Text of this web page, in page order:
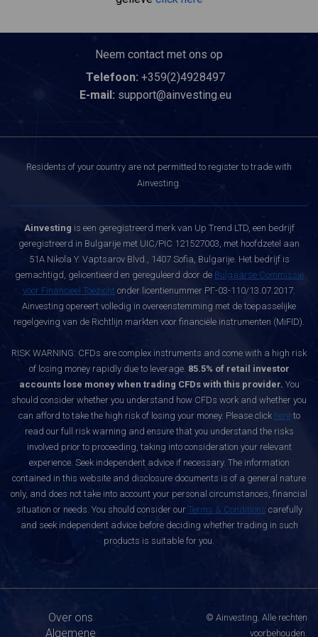
Neem contact met ons op
Telefoon: +359(2)4928497
E-mail: support@ainvesting.eu
Residents of your country are not permitted to register to trade with
Ainvesting.
Ainvesting is een geregistreerd merk van Up Trend LTD, een bedrijf
geregistreerd in Bulgarije met UIC/PIC 121527003, met hoofdzetel aan
51A Nikola Y. Vaptsarov Blvd., 1407 Sofia, Bulgarije. Het bedrijf is
gemachtigd, gelicentieerd en gereguleerd door de Bulgaarse Commissie
voor Financieel Toezicht onder licentienummer РГ-03-110/13.07.2017.
Ainvesting opereert volledig in overeenstemming met de toepasselijke
regelgeving van de Richtlijn markten voor financiële instrumenten (MiFID).
RISK WARNING: CFDs are complex instruments and come with a high risk
of losing money rapidly due to leverage. 85.5% of retail investor
accounts lose money when trading CFDs with this provider. You
should consider whether you understand how CFDs work and whether you
can afford to take the high risk of losing your money. Please click hereto
read our full risk warning and ensure that you understand the risks
involved prior to proceeding, taking into consideration your relevant
experience. Seek independent advice if necessary. The information
contained in this website and disclosure documents is of a general nature
only, and does not take into account your personal circumstances, financial
situation or needs. You should consider our Terms & Conditions carefully
and seek independent advice before deciding whether trading in such
products is suitable for you.
Over ons
Algemene
© Ainvesting. Alle rechten
voorbehouden.